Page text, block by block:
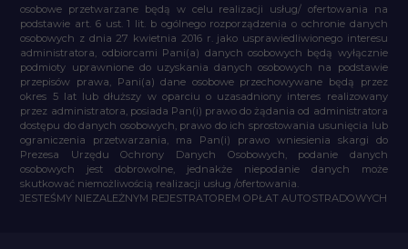
osobowe przetwarzane będą w celu realizacji usług/ ofertowania na
podstawie art. 6 ust. 1 lit. b ogólnego rozporządzenia o ochronie danych
osobowych z dnia 27 kwietnia 2016 r. jako usprawiedliwionego interesu
administratora, odbiorcami Pani(a) danych osobowych będą wyłącznie
podmioty uprawnione do uzyskania danych osobowych na podstawie
przepisów prawa, Pani(a) dane osobowe przechowywane będą przez
okres 5 lat lub dłuższy w oparciu o uzasadniony interes realizowany
przez administratora, posiada Pan(i) prawo do żądania od administratora
dostępu do danych osobowych, prawo do ich sprostowania usunięcia lub
ograniczenia przetwarzania, ma Pan(i) prawo wniesienia skargi do
Prezesa Urzędu Ochrony Danych Osobowych, podanie danych
osobowych jest dobrowolne, jednakże niepodanie danych może
skutkować niemożliwością realizacji usług /ofertowania.
JESTEŚMY NIEZALEŻNYM REJESTRATOREM OPŁAT AUTOSTRADOWYCH